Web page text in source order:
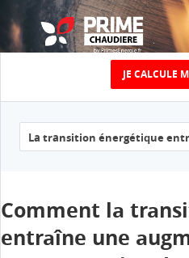
JUSQU’À
JE CALCULE
Comment la
entraîne une